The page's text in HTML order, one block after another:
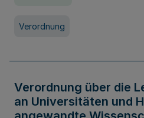
Verordnung
Verordnung über die
an Universitäten und